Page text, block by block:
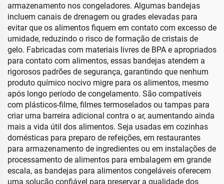
armazenamento nos congeladores. Algumas bandejas
incluem canais de drenagem ou grades elevadas para
evitar que os alimentos fiquem em contato com excesso de
umidade, reduzindo o risco de formação de cristais de
gelo. Fabricadas com materiais livres de BPA e apropriados
para contato com alimentos, essas bandejas atendem a
rigorosos padrões de segurança, garantindo que nenhum
produto químico nocivo migre para os alimentos, mesmo
após longo período de congelamento. São compatíveis
com plásticos-filme, filmes termoselados ou tampas para
criar uma barreira adicional contra o ar, aumentando ainda
mais a vida útil dos alimentos. Seja usadas em cozinhas
domésticas para preparo de refeições, em restaurantes
para armazenamento de ingredientes ou em instalações de
processamento de alimentos para embalagem em grande
escala, as bandejas para alimentos congeláveis oferecem
uma solução confiável para preservar a qualidade dos